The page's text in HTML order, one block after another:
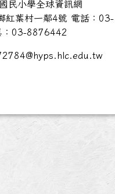
民小學全球資訊網
紅葉村一鄰4號 電話：03-
03-8876442